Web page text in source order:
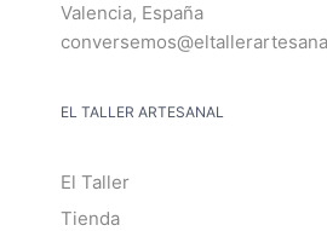
Valencia, España
EL TALLER ARTESANAL
El Taller
Tienda